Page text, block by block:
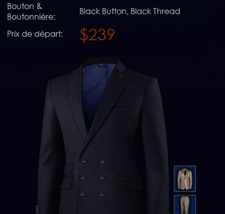
Bouton &
Boutonnière:
Black Button, Black Thread
Prix de départ: $239